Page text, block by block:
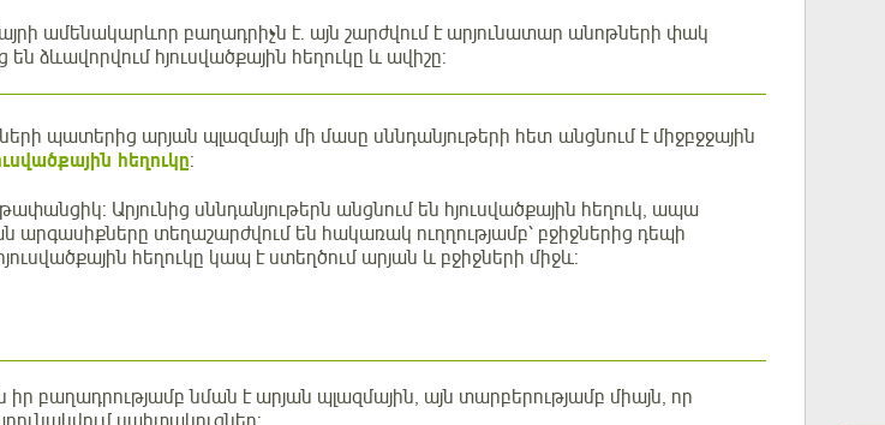
ամենակարևոր բաղադրիչն է. այն շարժվում է արյունատար անոթների փակ
ձևավորվում հյուսվածքային հեղուկը և ավիշը:
պատերից արյան պլազմայի մի մասը սննդանյութերի հետ անցնում է միջբջջային
հեղուկը:
թափանցիկ: Արյունից սննդանյութերն անցնում են հյուսվածքային հեղուկ, ապա
արգասիքները տեղաշարժվում են հակառակ ուղղությամբ՝ բջիջներից դեպի
հեղուկը կապ է ստեղծում արյան և բջիջների միջև:
իր բաղադրությամբ նման է արյան պլազմային, այն տարբերությամբ միայն, որ